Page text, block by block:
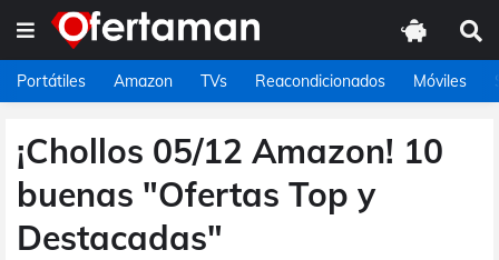
Portátiles Amazon TVs Reacondicionados Móviles
¡Chollos 05/12 Amazon! 10
buenas "Ofertas Top y
Destacadas"